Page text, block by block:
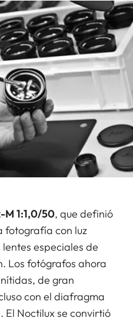
M 1:1,0/50, que definió
fotografía con luz
especiales de
Los fotógrafos ahora
de gran
con el diafragma
Noctilux se convirtió